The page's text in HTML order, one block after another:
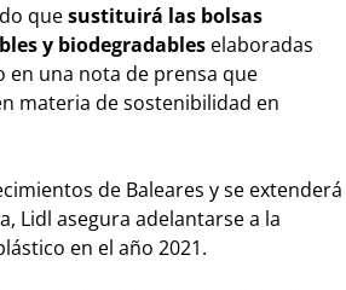
quesustituirá las bolsas
y biodegradables elaboradas
en una nota de prensa que
materia de sostenibilidad en
de Baleares y se extenderá
Lidl asegura adelantarse a la
en el año 2021.